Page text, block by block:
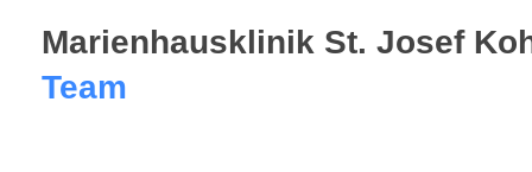
Marienhausklinik St. Josef
Team